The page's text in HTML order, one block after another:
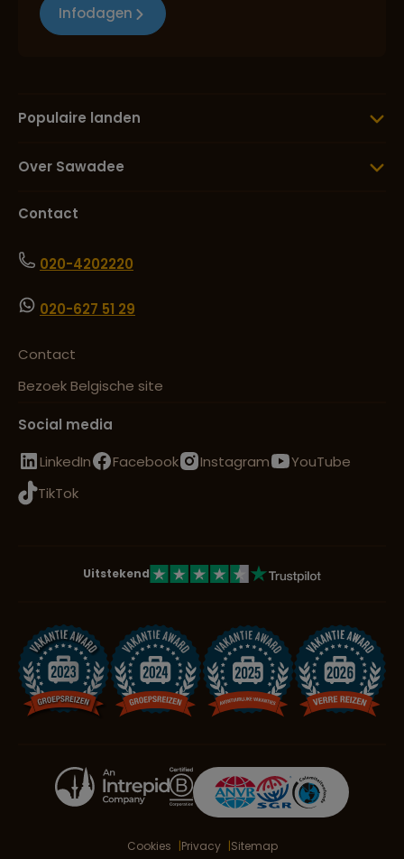
Infodagen
Populaire landen
Over Sawadee
Contact
020-4202220
020-627 51 29
Contact
Bezoek Belgische site
Social media
LinkedIn
Facebook Instagram
YouTube
TikTok
Uitstekend
Cookies Privacy Sitemap